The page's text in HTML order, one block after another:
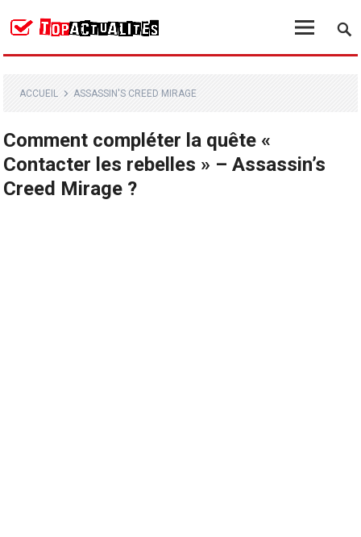
ACCUEIL ASSASSIN'S CREED MIRAGE
Comment compléter la quête «
Contacter les rebelles » – Assassin’s
Creed Mirage ?